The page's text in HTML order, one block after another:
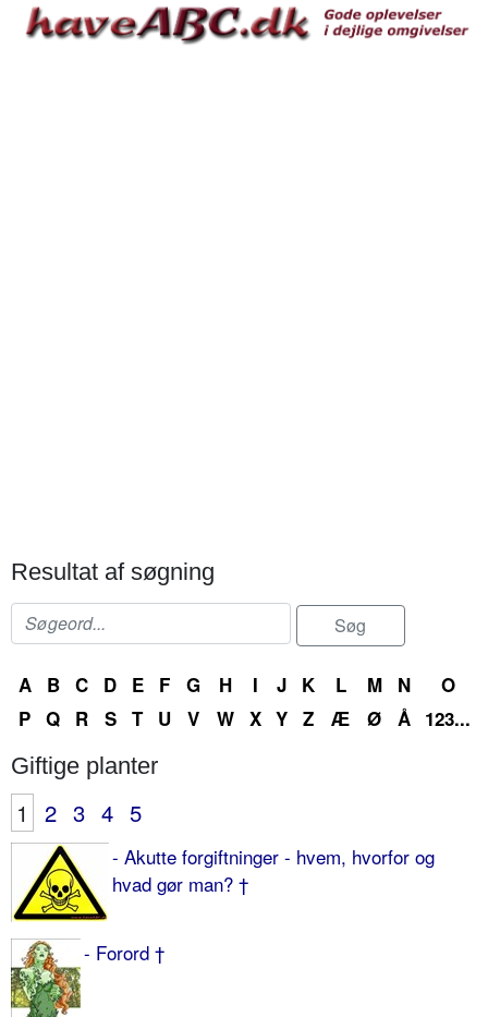
Resultat af søgning
A B C D E F G H I J K L M N
O
P Q R S T U V W X Y Z Æ Ø Å 123...
Giftige planter
1 2 3 4 5
- Akutte forgiftninger - hvem, hvorfor og
hvad gør man? †
- Forord †